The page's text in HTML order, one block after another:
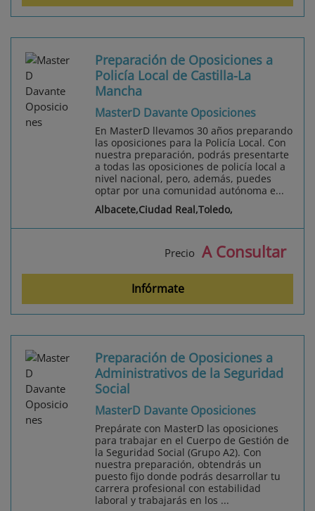
Preparación de Oposiciones a
Policía Local de Castilla-La
Mancha
MasterD Davante Oposiciones
En MasterD llevamos 30 años preparando
las oposiciones para la Policía Local. Con
nuestra preparación, podrás presentarte
a todas las oposiciones de policía local a
nivel nacional, pero, además, puedes
optar por una comunidad autónoma e...
Albacete,Ciudad Real,Toledo,
Precio A Consultar
Infórmate
Preparación de Oposiciones a
Administrativos de la Seguridad
Social
MasterD Davante Oposiciones
Prepárate con MasterD las oposiciones
para trabajar en el Cuerpo de Gestión de
la Seguridad Social (Grupo A2). Con
nuestra preparación, obtendrás un
puesto fijo donde podrás desarrollar tu
carrera profesional con estabilidad
laboral y trabajarás en los ...